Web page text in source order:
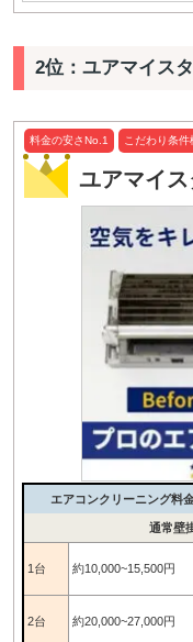
2位：ユアマイス
料金の安さNo.1 こだわり条件
ユアマイス
エアコンクリーニング料
通常壁
1台 約10,000~15,500円
2台 約20,000~27,000円